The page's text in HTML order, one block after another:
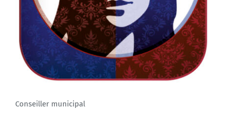
Conseiller municipal